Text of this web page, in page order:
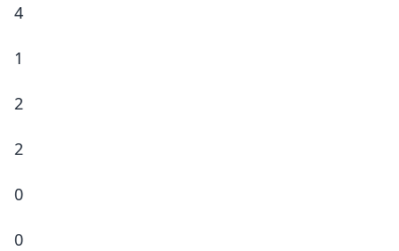
4
1
2
2
0
0